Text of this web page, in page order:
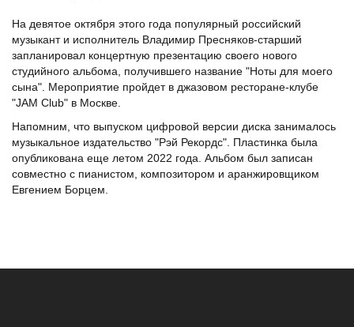
На девятое октября этого года популярный российский
музыкант и исполнитель Владимир Пресняков-старший
запланировал концертную презентацию своего нового
студийного альбома, получившего название "Ноты для моего
сына". Мероприятие пройдет в джазовом ресторане-клубе
"JAM Club" в Москве.
Напомним, что выпуском цифровой версии диска занималось
музыкальное издательство "Рэй Рекордс". Пластинка была
опубликована еще летом 2022 года. Альбом был записан
совместно с пианистом, композитором и аранжировщиком
Евгением Борцем.